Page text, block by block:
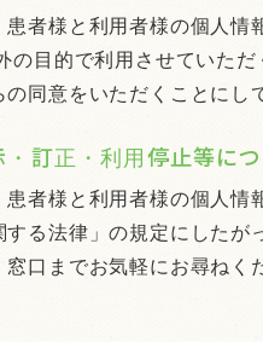
患者様と利用者様の個人
の目的で利用させていた
同意をいただくことにし
訂正・利用停止等につ
患者様と利用者様の個人
する法律」の規定にした
口までお気軽にお尋ねく